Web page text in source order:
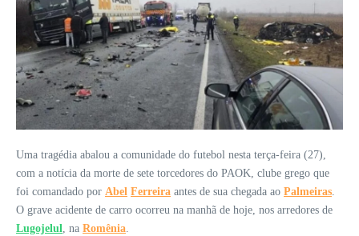
Uma tragédia abalou a comunidade do futebol nesta terça-feira (27),
com a notícia da morte de sete torcedores do PAOK, clube grego que
foi comandado por Abel Ferreira antes de sua chegada ao Palmeiras.
O grave acidente de carro ocorreu na manhã de hoje, nos arredores de
Lugojelul, na Romênia.